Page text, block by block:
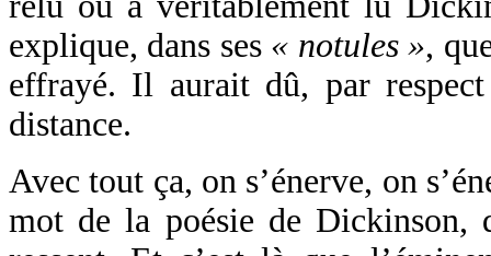
explique, dans ses « notules »,
effrayé. Il aurait dû, par
distance.
Avec tout ça, on s’énerve, on
mot de la poésie de Dickinson,